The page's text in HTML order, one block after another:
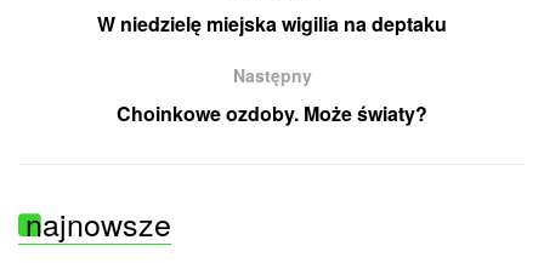
W niedzielę miejska wigilia na deptaku
Następny
Choinkowe ozdoby. Może światy?
najnowsze